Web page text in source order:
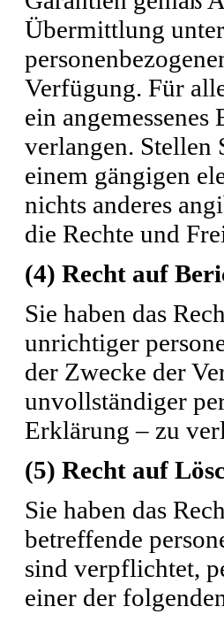
Übermittlung
Verfügung. Für
ein
verlangen. Stellen
einem gängigen
nichts anderes
die Rechte und
(4) Recht auf
Sie haben das
unrichtiger
der Zwecke der
unvollständiger
Erklärung – zu
(5) Recht auf
Sie haben das
betreffende
sind verpflichtet,
einer der